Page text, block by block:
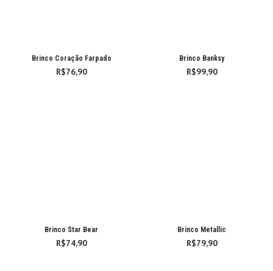
Brinco Coração Farpado
R$76,90
Brinco Banksy
R$99,90
Brinco Star Bear
R$74,90
Brinco Metallic
R$79,90